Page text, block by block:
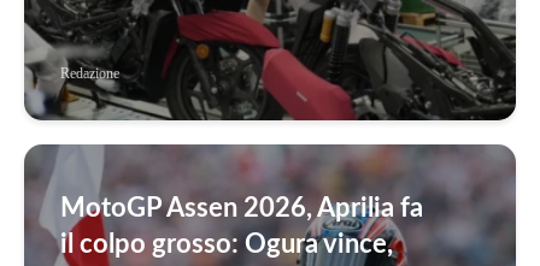
Redazione
MotoGP Assen 2026, Aprilia fa
il colpo grosso: Ogura vince,